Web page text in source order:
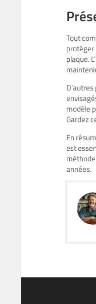
Tout
protéger
plaque.
modèle
Gardez
En
est
années.